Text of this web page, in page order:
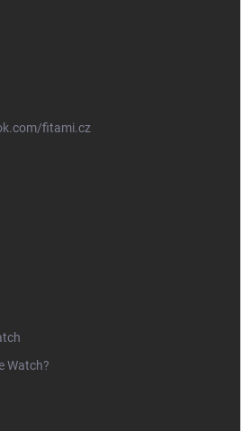
fitami.cz
Watch?